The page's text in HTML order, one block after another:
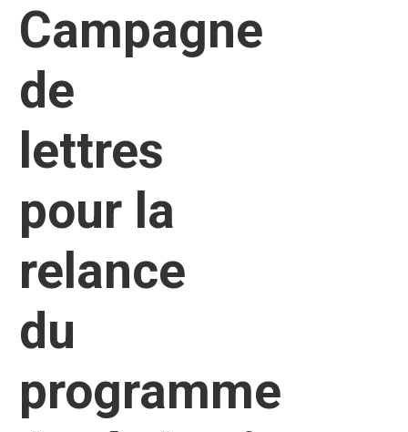
Campagne
de
lettres
pour la
relance
du
programme